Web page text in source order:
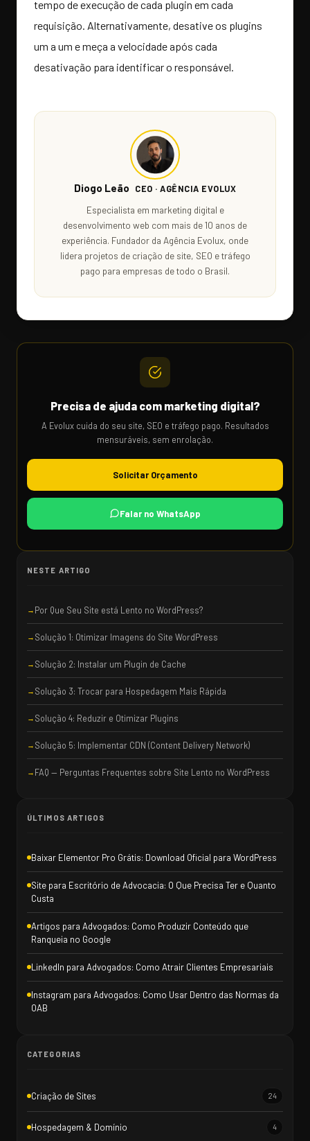
tempo de execução de cada plugin em cada
requisição. Alternativamente, desative os plugins
um a um e meça a velocidade após cada
desativação para identificar o responsável.
Diogo Leão CEO · AGÊNCIA EVOLUX
Especialista em marketing digital e
desenvolvimento web com mais de 10 anos de
experiência. Fundador da Agência Evolux, onde
lidera projetos de criação de site, SEO e tráfego
pago para empresas de todo o Brasil.
Precisa de ajuda com marketing digital?
A Evolux cuida do seu site, SEO e tráfego pago. Resultados
mensuráveis, sem enrolação.
Solicitar Orçamento
Falar no WhatsApp
NESTE ARTIGO
Por Que Seu Site está Lento no WordPress?
Solução 1: Otimizar Imagens do Site WordPress
Solução 2: Instalar um Plugin de Cache
Solução 3: Trocar para Hospedagem Mais Rápida
Solução 4: Reduzir e Otimizar Plugins
Solução 5: Implementar CDN (Content Delivery Network)
FAQ — Perguntas Frequentes sobre Site Lento no WordPress
ÚLTIMOS ARTIGOS
Baixar Elementor Pro Grátis: Download Oficial para WordPress
Site para Escritório de Advocacia: O Que Precisa Ter e Quanto
Custa
Artigos para Advogados: Como Produzir Conteúdo que
Ranqueia no Google
LinkedIn para Advogados: Como Atrair Clientes Empresariais
Instagram para Advogados: Como Usar Dentro das Normas da
OAB
CATEGORIAS
Criação de Sites 24
Hospedagem & Domínio 4